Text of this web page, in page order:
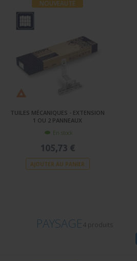
NOUVEAUTÉ
TUILES MÉCANIQUES - EXTENSION
1 OU 2 PANNEAUX
En stock
105,73 €
AJOUTER AU PANIER
PAYSAGE4 produits